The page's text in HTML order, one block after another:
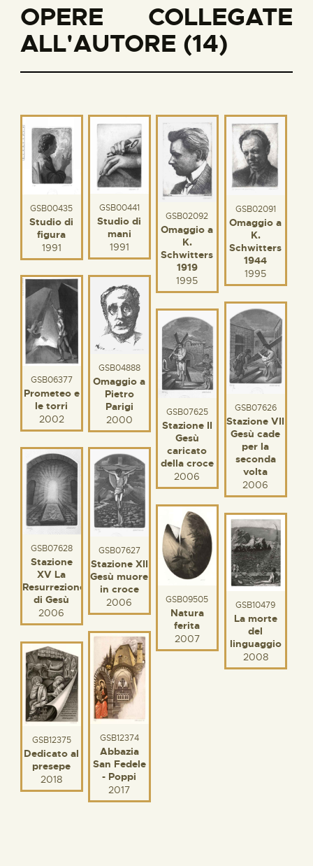
OPERE COLLEGATE
ALL'AUTORE (14)
GSB00435
Studio di
figura
1991
GSB00441
Studio di
mani
1991
GSB02092
Omaggio a
K.
Schwitters
1919
1995
GSB02091
Omaggio a
K.
Schwitters
1944
1995
GSB04888
Omaggio a
Pietro
Parigi
2000
GSB06377
Prometeo e
le torri
2002
GSB07626
Stazione VII
Gesù cade
per la
seconda
volta
2006
GSB07625
Stazione II
Gesù
caricato
della croce
2006
GSB07628
Stazione
XV La
Resurrezione
di Gesù
2006
GSB07627
Stazione XII
Gesù muore
in croce
2006
GSB09505
Natura
ferita
2007
GSB10479
La morte
del
linguaggio
2008
GSB12374
Abbazia
San Fedele
- Poppi
2017
GSB12375
Dedicato al
presepe
2018